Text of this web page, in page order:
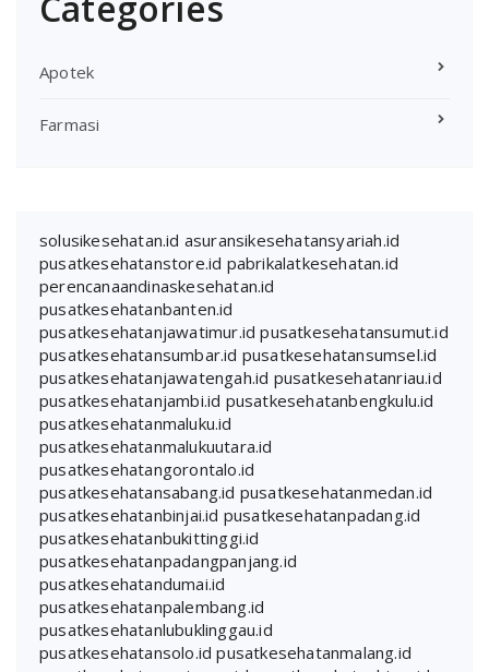
Apotek
Farmasi
solusikesehatan.id asuransikesehatansyariah.id
pusatkesehatanstore.id pabrikalatkesehatan.id
perencanaandinaskesehatan.id
pusatkesehatanbanten.id
pusatkesehatanjawatimur.id pusatkesehatansumut.id
pusatkesehatansumbar.id pusatkesehatansumsel.id
pusatkesehatanjawatengah.id pusatkesehatanriau.id
pusatkesehatanjambi.id pusatkesehatanbengkulu.id
pusatkesehatanmaluku.id
pusatkesehatanmalukuutara.id
pusatkesehatangorontalo.id
pusatkesehatansabang.id pusatkesehatanmedan.id
pusatkesehatanbinjai.id pusatkesehatanpadang.id
pusatkesehatanbukittinggi.id
pusatkesehatanpadangpanjang.id
pusatkesehatandumai.id
pusatkesehatanpalembang.id
pusatkesehatanlubuklinggau.id
pusatkesehatansolo.id pusatkesehatanmalang.id